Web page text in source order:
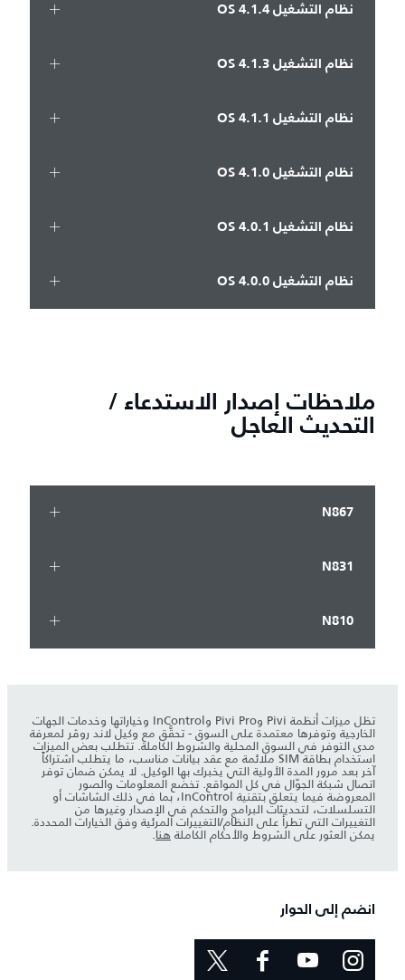
نظام التشغيل OS 4.1.4
نظام التشغيل OS 4.1.3
نظام التشغيل OS 4.1.1
نظام التشغيل OS 4.1.0
نظام التشغيل OS 4.0.1
نظام التشغيل OS 4.0.0
ملاحظات إصدار الاستدعاء /
التحديث العاجل
N867
N831
N810
تظل ميزات أنظمة Pivi وPivi Pro وInControl وخياراتها وخدمات الجهات
الخارجية وتوفرها معتمدة على السوق - تحقَّق مع وكيل لاند روڤر لمعرفة
مدى التوفر في السوق المحلية والشروط الكاملة. تتطلب بعض الميزات
استخدام بطاقة SIM ملائمة مع عقد بيانات مناسب، ما يتطلب اشتراكاً
آخر بعد مرور المدة الأولية التي يخبرك بها الوكيل. لا يمكن ضمان توفر
اتصال شبكة الجوّال في كل المواقع. تخضع المعلومات والصور
المعروضة فيما يتعلق بتقنية InControl، بما في ذلك الشاشات أو
التسلسلات، لتحديثات البرامج والتحكم في الإصدار وغيرها من
التغييرات التي تطرأ على النظام/التغييرات المرئية وفق الخيارات المحددة.
يمكن العثور على الشروط والأحكام الكاملة هنا.
انضم إلى الحوار